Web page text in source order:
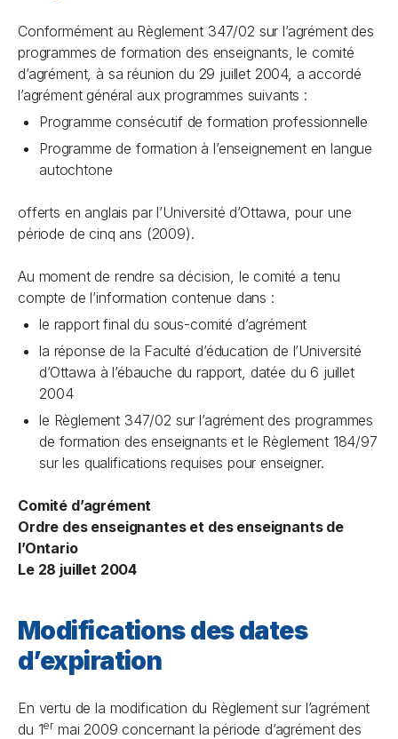
Conformément au Règlement 347/02 sur l’agrément des
programmes de formation des enseignants, le comité
d’agrément, à sa réunion du 29 juillet 2004, a accordé
l’agrément général aux programmes suivants :
Programme consécutif de formation professionnelle
Programme de formation à l’enseignement en langue
autochtone
offerts en anglais par l’Université d’Ottawa, pour une
période de cinq ans (2009).
Au moment de rendre sa décision, le comité a tenu
compte de l’information contenue dans :
le rapport final du sous-comité d’agrément
la réponse de la Faculté d’éducation de l’Université
d’Ottawa à l’ébauche du rapport, datée du 6 juillet
2004
le Règlement 347/02 sur l’agrément des programmes
de formation des enseignants et le Règlement 184/97
sur les qualifications requises pour enseigner.
Comité d’agrément
Ordre des enseignantes et des enseignants de
l’Ontario
Le 28 juillet 2004
Modifications des dates
d’expiration
En vertu de la modification du Règlement sur l’agrément
du 1er mai 2009 concernant la période d’agrément des